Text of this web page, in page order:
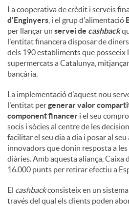
La cooperativa de crèdit i serveis
d'Enginyers , i el grup d'alimentació
per llançar un servei de cashback
l'entitat financera disposar de
dels 190 establiments que posseeix
supermercats a Catalunya,
bancària.
La implementació d'aquest nou
l'entitat pergenerar valor
component financer i el seu
socis i sòcies al centre de les
facilitar el seu dia a dia i posar al
innovadors que donin resposta a
diàries. Amb aquesta aliança, Caixa
16.000 punts per retirar efectiu a
El cashbackconsisteix en un
través del qual els clients poden